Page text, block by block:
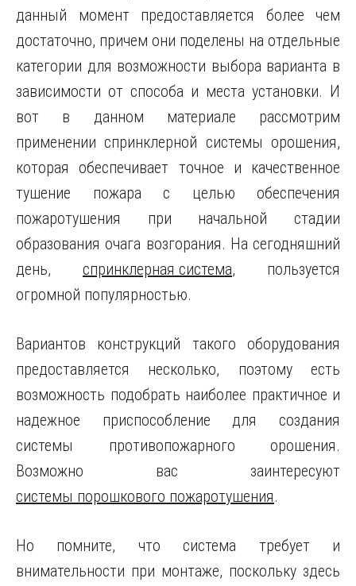
данный момент предоставляется более чем
достаточно, причем они поделены на отдельные
категории для возможности выбора варианта в
зависимости от способа и места установки. И
вот в данном материале рассмотрим
применении спринклерной системы орошения,
которая обеспечивает точное и качественное
тушение пожара с целью обеспечения
пожаротушения при начальной стадии
образования очага возгорания. На сегодняшний
день, спринклерная система, пользуется
огромной популярностью.
Вариантов конструкций такого оборудования
предоставляется несколько, поэтому есть
возможность подобрать наиболее практичное и
надежное приспособление для создания
системы противопожарного орошения.
Возможно вас заинтересуют
системы порошкового пожаротушения.
Но помните, что система требует и
внимательности при монтаже, поскольку здесь